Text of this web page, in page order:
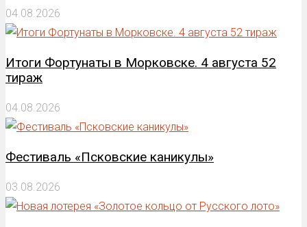
04.08.2026
Итоги Фортунаты в Морковске. 4 августа 52
тираж
04.08.2026
Фестиваль «Псковские каникулы»
03.08.2026